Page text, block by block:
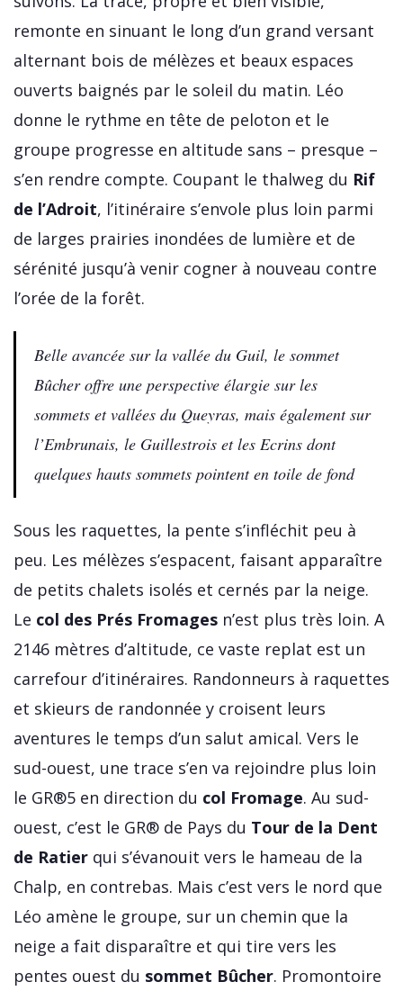
remonte en sinuant le long d’un grand versant
alternant bois de mélèzes et beaux espaces
ouverts baignés par le soleil du matin. Léo
donne le rythme en tête de peloton et le
groupe progresse en altitude sans – presque –
s’en rendre compte. Coupant le thalweg du Rif
de l’Adroit, l’itinéraire s’envole plus loin parmi
de larges prairies inondées de lumière et de
sérénité jusqu’à venir cogner à nouveau contre
l’orée de la forêt.
Belle avancée sur la vallée du Guil, le sommet
Bûcher offre une perspective élargie sur les
sommets et vallées du Queyras, mais également sur
l’Embrunais, le Guillestrois et les Ecrins dont
quelques hauts sommets pointent en toile de fond
Sous les raquettes, la pente s’infléchit peu à
peu. Les mélèzes s’espacent, faisant apparaître
de petits chalets isolés et cernés par la neige.
Le col des Prés Fromages n’est plus très loin. A
2146 mètres d’altitude, ce vaste replat est un
carrefour d’itinéraires. Randonneurs à raquettes
et skieurs de randonnée y croisent leurs
aventures le temps d’un salut amical. Vers le
sud-ouest, une trace s’en va rejoindre plus loin
le GR®5 en direction du col Fromage. Au sud-
ouest, c’est le GR® de Pays du Tour de la Dent
de Ratier qui s’évanouit vers le hameau de la
Chalp, en contrebas. Mais c’est vers le nord que
Léo amène le groupe, sur un chemin que la
neige a fait disparaître et qui tire vers les
pentes ouest du sommet Bûcher. Promontoire